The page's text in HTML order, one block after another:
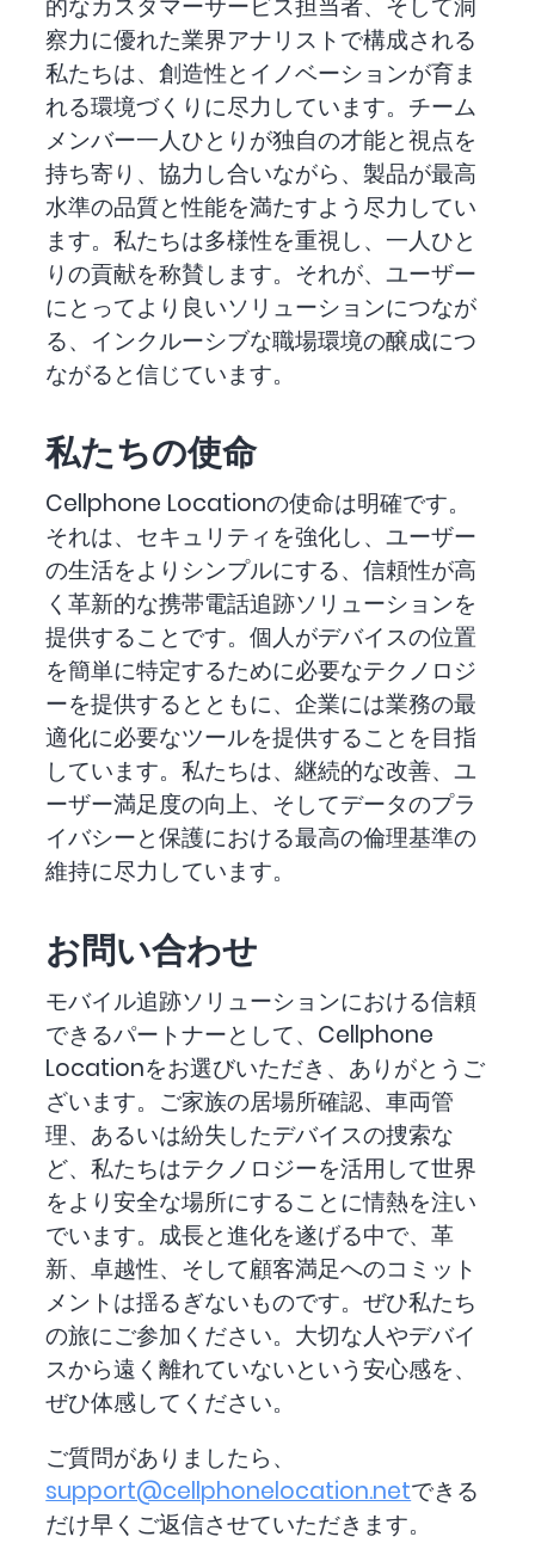
察力に優れた業界アナリストで構成される
私たちは、創造性とイノベーションが育ま
れる環境づくりに尽力しています。チーム
メンバー一人ひとりが独自の才能と視点を
持ち寄り、協力し合いながら、製品が最高
水準の品質と性能を満たすよう尽力してい
ます。私たちは多様性を重視し、一人ひと
りの貢献を称賛します。それが、ユーザー
にとってより良いソリューションにつなが
る、インクルーシブな職場環境の醸成につ
ながると信じています。
私たちの使命
Cellphone Locationの使命は明確です。
それは、セキュリティを強化し、ユーザー
の生活をよりシンプルにする、信頼性が高
く革新的な携帯電話追跡ソリューションを
提供することです。個人がデバイスの位置
を簡単に特定するために必要なテクノロジ
ーを提供するとともに、企業には業務の最
適化に必要なツールを提供することを目指
しています。私たちは、継続的な改善、ユ
ーザー満足度の向上、そしてデータのプラ
イバシーと保護における最高の倫理基準の
維持に尽力しています。
お問い合わせ
モバイル追跡ソリューションにおける信頼
できるパートナーとして、Cellphone
Locationをお選びいただき、ありがとうご
ざいます。ご家族の居場所確認、車両管
理、あるいは紛失したデバイスの捜索な
ど、私たちはテクノロジーを活用して世界
をより安全な場所にすることに情熱を注い
でいます。成長と進化を遂げる中で、革
新、卓越性、そして顧客満足へのコミット
メントは揺るぎないものです。ぜひ私たち
の旅にご参加ください。大切な人やデバイ
スから遠く離れていないという安心感を、
ぜひ体感してください。
ご質問がありましたら、
support@cellphonelocation.netできる
だけ早くご返信させていただきます。